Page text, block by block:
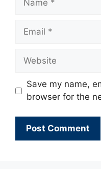
Email
Website
Save my name,
browser for the